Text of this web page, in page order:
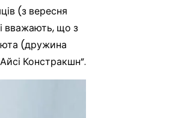
(з вересня
вважають, що з
(дружина
Констракшн”.